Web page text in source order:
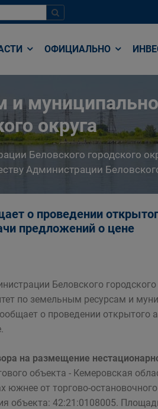
ОФИЦИАЛЬНО
и
округа
Беловского городского
Администрации
о проведении
предложений о цене
Беловского
по земельным ресурсам и
о проведении открытого
на размещение
объекта - Кемеровская
южнее от торгово-
объекта: 42:21:0108005.